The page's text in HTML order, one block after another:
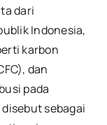
dari
Indonesia,
karbon
dan
pada
sebagai